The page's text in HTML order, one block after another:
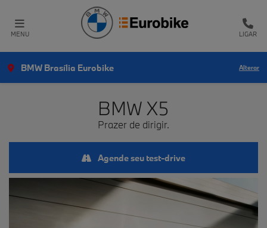
MENU LIGAR
BMW Brasília Eurobike Alterar
BMW X5
Prazer de dirigir.
Agende seu test-drive